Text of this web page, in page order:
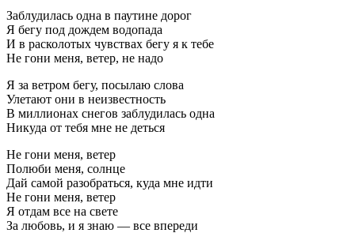
Заблудилась одна в паутине дорог
Я бегу под дождем водопада
И в расколотых чувствах бегу я к тебе
Не гони меня, ветер, не надо
Я за ветром бегу, посылаю слова
Улетают они в неизвестность
В миллионах снегов заблудилась одна
Никуда от тебя мне не деться
Не гони меня, ветер
Полюби меня, солнце
Дай самой разобраться, куда мне идти
Не гони меня, ветер
Я отдам все на свете
За любовь, и я знаю — все впереди